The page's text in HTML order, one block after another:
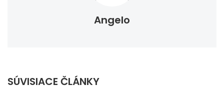
Angelo
SÚVISIACE ČLÁNKY